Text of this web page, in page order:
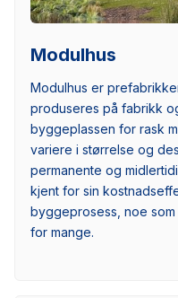
Modulhus
Modulhus er
produseres på fabrikk
byggeplassen for rask
variere i størrelse og
permanente og
kjent for sin
byggeprosess, noe
for mange.